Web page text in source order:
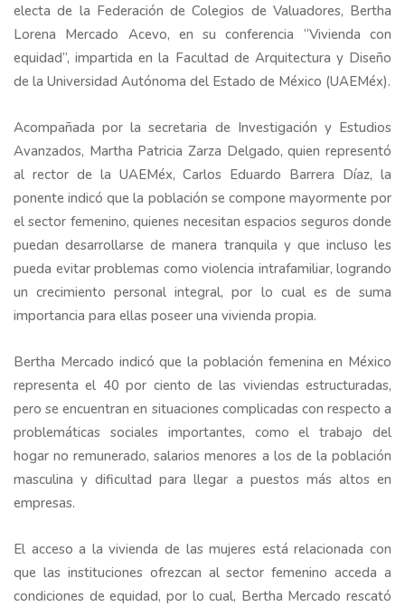
electa de la Federación de Colegios de Valuadores, Bertha
Lorena Mercado Acevo, en su conferencia “Vivienda con
equidad”, impartida en la Facultad de Arquitectura y Diseño
de la Universidad Autónoma del Estado de México (UAEMéx).
Acompañada por la secretaria de Investigación y Estudios
Avanzados, Martha Patricia Zarza Delgado, quien representó
al rector de la UAEMéx, Carlos Eduardo Barrera Díaz, la
ponente indicó que la población se compone mayormente por
el sector femenino, quienes necesitan espacios seguros donde
puedan desarrollarse de manera tranquila y que incluso les
pueda evitar problemas como violencia intrafamiliar, logrando
un crecimiento personal integral, por lo cual es de suma
importancia para ellas poseer una vivienda propia.
Bertha Mercado indicó que la población femenina en México
representa el 40 por ciento de las viviendas estructuradas,
pero se encuentran en situaciones complicadas con respecto a
problemáticas sociales importantes, como el trabajo del
hogar no remunerado, salarios menores a los de la población
masculina y dificultad para llegar a puestos más altos en
empresas.
El acceso a la vivienda de las mujeres está relacionada con
que las instituciones ofrezcan al sector femenino acceda a
condiciones de equidad, por lo cual, Bertha Mercado rescató